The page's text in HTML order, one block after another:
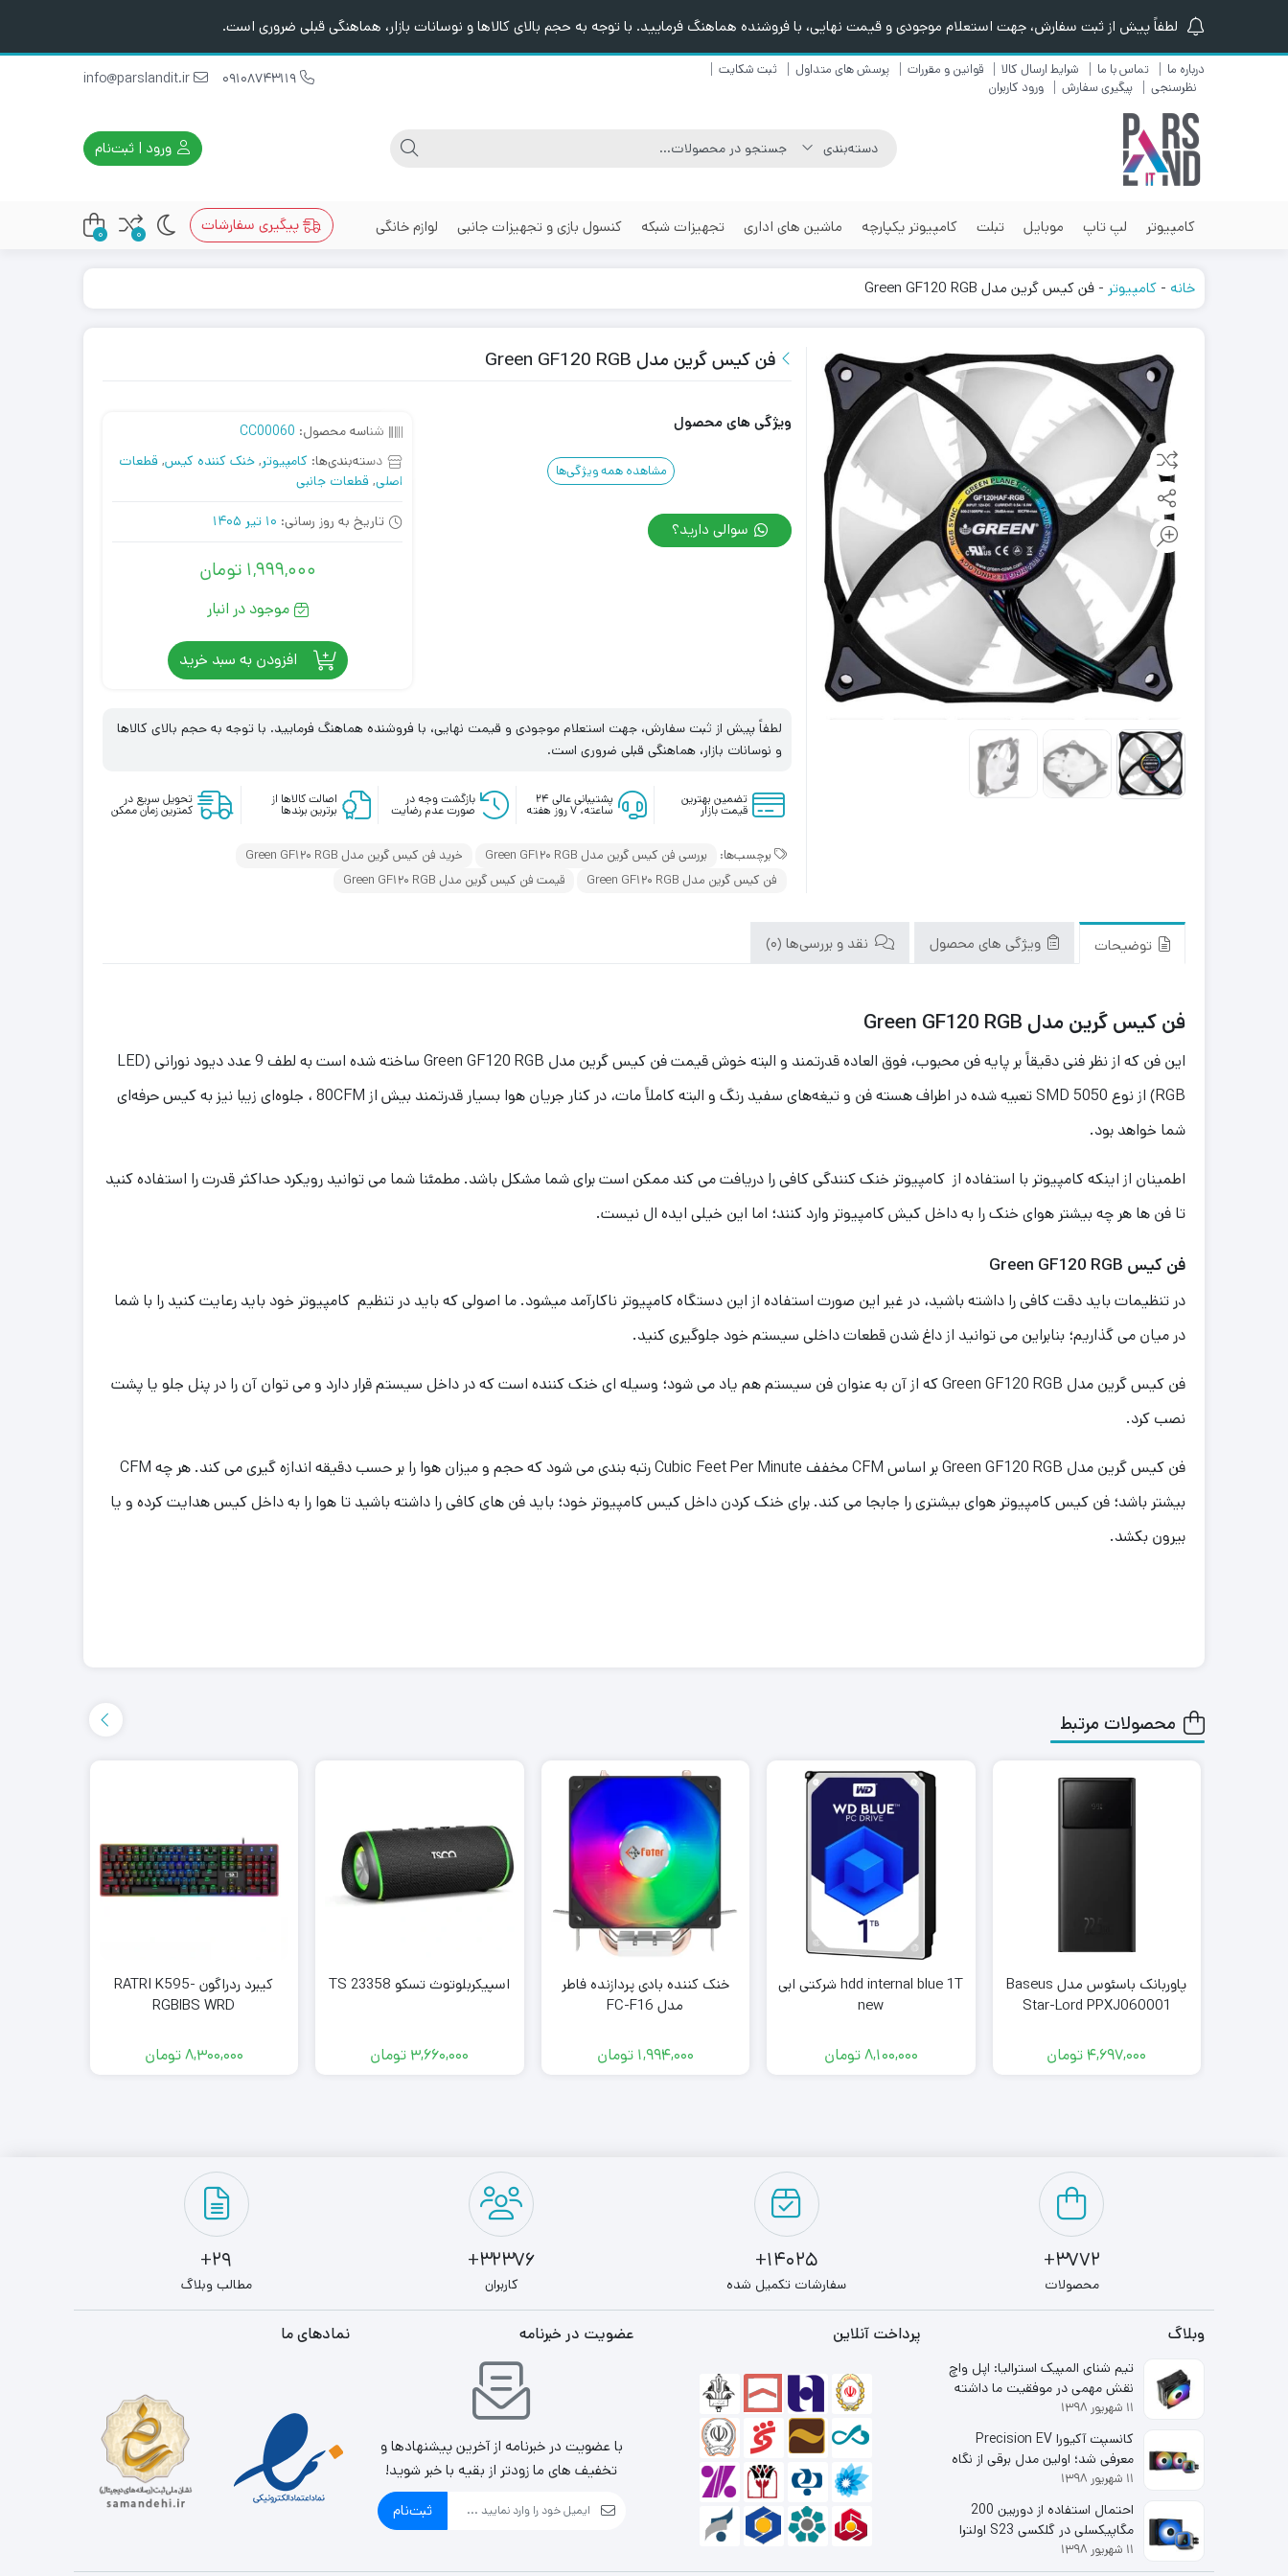
لطفاً پیش از ثبت سفارش، جهت استعلام موجودی و قیمت نهایی، با فروشنده هماهنگ فرمایید. با توجه به حجم بالای کالاها و نوسانات بازار، هماهنگی قبلی ضروری است.
درباره ما تماس با ما شرایط ارسال کالا قوانین و مقررات پرسش های متداول
ثبت شکایت
نظرسنجی
پیگیری سفارش ورود کاربران
ورود | ثبت‌نام
کامپیوتر لپ تاپ موبایل تبلت کامپیوتر یکپارچه ماشین های اداری تجهیزات شبکه کنسول بازی و تجهیزات جانبی لوازم خانگی پیگیری سفارشات 0
0
خانه - کامپیوتر - فن کیس گرین مدل Green GF120 RGB
فن کیس گرین مدل Green GF120 RGB
ویژگی های محصول
مشاهده همه ویژگی‌ها
سوالی دارید؟
شناسه محصول: CC00060
دسته‌بندی‌ها: کامپیوتر, خنک کننده کیس, قطعات
اصلی, قطعات جانبی
تاریخ به روز رسانی: 10 تیر 1405
1,999,000 تومان
موجود در انبار
افزودن به سبد خرید
لطفاً پیش از ثبت سفارش، جهت استعلام موجودی و قیمت نهایی، با فروشنده هماهنگ فرمایید. با توجه به حجم بالای کالاها
و نوسانات بازار، هماهنگی قبلی ضروری است.
تضمین بهترین
قیمت بازار
پشتیبانی عالی ۲۴
ساعته، ۷ روز هفته
بازگشت وجه در
صورت عدم رضایت
اصالت کالاها از
برترین برندها
تحویل سریع در
کمترین زمان ممکن
برچسب‌ها: بررسی فن کیس گرین مدل Green GF120 RGB
خرید فن کیس گرین مدل Green GF120 RGB
فن کیس گرین مدل Green GF120 RGB
قیمت فن کیس گرین مدل Green GF120 RGB
توضیحات ویژگی های محصول نقد و بررسی‌ها (0)
فن کیس گرین مدل Green GF120 RGB
این فن که از نظر فنی دقیقاً بر پایه فن محبوب، فوق العاده قدرتمند و البته خوش قیمت فن کیس گرین مدل Green GF120 RGB ساخته شده است به لطف 9 عدد دیود نورانی (LED
RGB) از نوع 5050 SMD تعبیه شده در اطراف هسته فن و تیغه‌های سفید رنگ و البته کاملاً مات، در کنار جریان هوا بسیار قدرتمند بیش از 80CFM ، جلوه‌ای زیبا نیز به کیس حرفه‌ای
شما خواهد بود.
اطمینان از اینکه کامپیوتر با استفاده از کامپیوتر خنک کنندگی کافی را دریافت می کند ممکن است برای شما مشکل باشد. مطمئنا شما می توانید رویکرد حداکثر قدرت را استفاده کنید
تا فن ها هر چه بیشتر هوای خنک را به داخل کیش کامپیوتر وارد کنند؛ اما این خیلی ایده ال نیست.
فن کیس Green GF120 RGB
در تنظیمات باید دقت کافی را داشته باشید، در غیر این صورت استفاده از این دستگاه کامپیوتر ناکارآمد میشود. ما اصولی که باید در تنظیم کامپیوتر خود باید رعایت کنید را با شما
در میان می گذاریم؛ بنابراین می توانید از داغ شدن قطعات داخلی سیستم خود جلوگیری کنید.
فن کیس گرین مدل Green GF120 RGB که از آن به عنوان فن سیستم هم یاد می شود؛ وسیله ای خنک کننده است که در داخل سیستم قرار دارد و می توان آن را در پنل جلو یا پشت
نصب کرد.
فن کیس گرین مدل Green GF120 RGB بر اساس CFM مخفف Cubic Feet Per Minute رتبه بندی می شود که حجم و میزان هوا را بر حسب دقیقه اندازه گیری می کند. هر چه CFM
بیشتر باشد؛ فن کیس کامپیوتر هوای بیشتری را جابجا می کند. برای خنک کردن داخل کیس کامپیوتر خود؛ باید فن های کافی را داشته باشید تا هوا را به داخل کیس هدایت کرده و یا
بیرون بکشد.
محصولات مرتبط
پاوربانک باسئوس مدل Baseus
Star-Lord PPXJ060001
4,697,000 تومان
hdd internal blue 1T شرکتی ابی
new
8,100,000تومان
خنک کننده بادی پردازنده فاطر
مدل FC-F16
1,994,000 تومان
اسپیکربلوتوث تسکو TS 23358
3,660,000 تومان
کیبرد ردراگون RATRI K595-
RGBlBS WRD
8,300,000تومان
3772+
محصولات
14025+
سفارشات تکمیل شده
32376+
کاربران
29+
مطالب وبلاگ
وبلاگ
تیم شنای المپیک استرالیا: اپل واچ
نقش مهمی در موفقیت ما داشته
است
۱۱ شهریور ۱۳۹۸
کانسپت آکیورا Precision EV
معرفی شد؛ اولین مدل برقی از نگاه
شاخه لوکس هوندا
۱۱ شهریور ۱۳۹۸
احتمال استفاده از دوربین 200
مگاپیکسلی در گلکسی S23 اولترا
قوت گرفت
۱۱ شهریور ۱۳۹۸
پرداخت آنلاین عضویت در خبرنامه
با عضویت در خبرنامه از آخرین پیشنهادها و
تخفیف های ما زودتر از بقیه با خبر شوید!
ثبت‌نام
نمادهای ما